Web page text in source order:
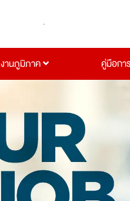
งานภูมิภาค คู่มือกา